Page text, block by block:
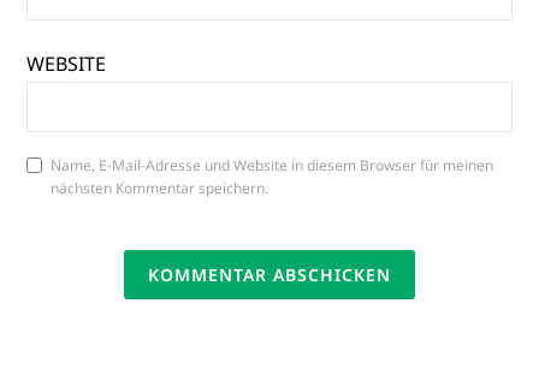
WEBSITE
Name, E-Mail-Adresse und Website in diesem Browser für meinen
nächsten Kommentar speichern.